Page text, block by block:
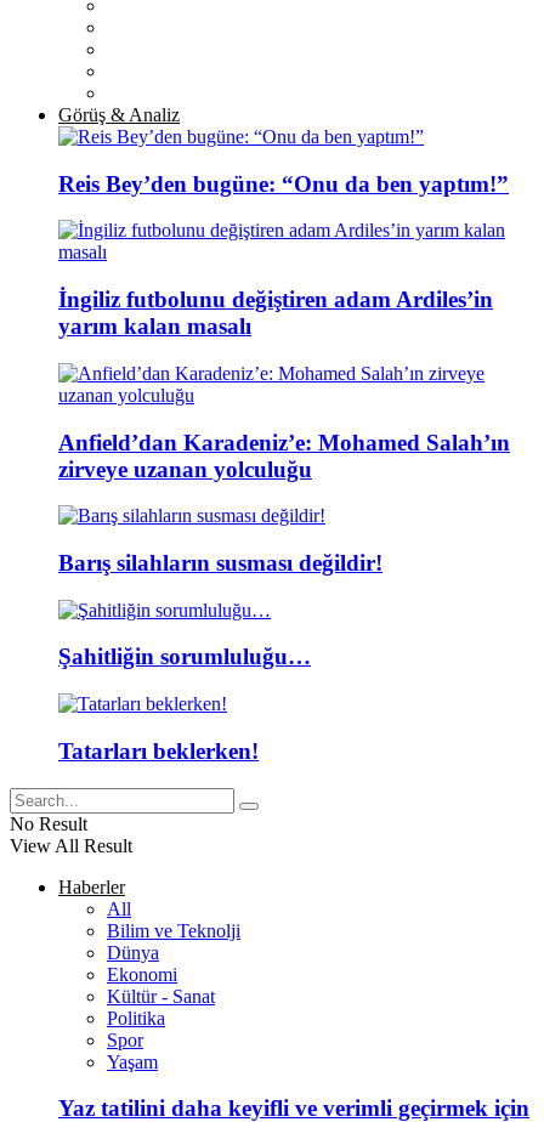
Görüş & Analiz
Reis Bey’den bugüne: “Onu da ben yaptım!”
İngiliz futbolunu değiştiren adam Ardiles’in
yarım kalan masalı
Anfield’dan Karadeniz’e: Mohamed Salah’ın
zirveye uzanan yolculuğu
Barış silahların susması değildir!
Şahitliğin sorumluluğu…
Tatarları beklerken!
No Result
View All Result
Haberler
All
Bilim ve Teknolji
Dünya
Ekonomi
Kültür - Sanat
Politika
Spor
Yaşam
Yaz tatilini daha keyifli ve verimli geçirmek için